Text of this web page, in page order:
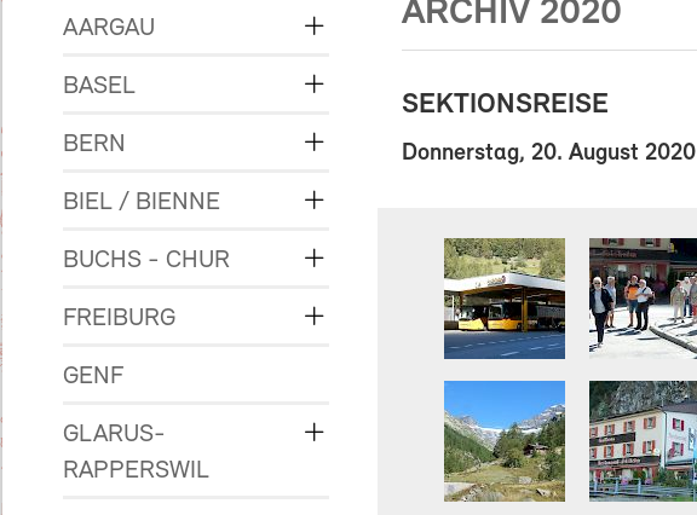
AARGAU
BASEL
BERN
BIEL / BIENNE
BUCHS - CHUR
FREIBURG
GENF
GLARUS-
RAPPERSWIL
ARCHIV 2020
SEKTIONSREISE
Donnerstag, 20. August 2020